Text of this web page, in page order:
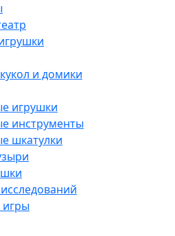
и домики
игрушки
инструменты
шкатулки